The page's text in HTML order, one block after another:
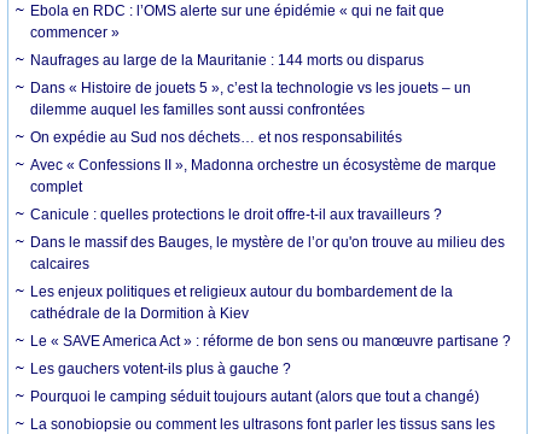
Ebola en RDC : l’OMS alerte sur une épidémie « qui ne fait que
commencer »
Naufrages au large de la Mauritanie : 144 morts ou disparus
Dans « Histoire de jouets 5 », c’est la technologie vs les jouets – un
dilemme auquel les familles sont aussi confrontées
On expédie au Sud nos déchets… et nos responsabilités
Avec « Confessions II », Madonna orchestre un écosystème de marque
complet
Canicule : quelles protections le droit offre-t-il aux travailleurs ?
Dans le massif des Bauges, le mystère de l’or qu'on trouve au milieu des
calcaires
Les enjeux politiques et religieux autour du bombardement de la
cathédrale de la Dormition à Kiev
Le « SAVE America Act » : réforme de bon sens ou manœuvre partisane ?
Les gauchers votent-ils plus à gauche ?
Pourquoi le camping séduit toujours autant (alors que tout a changé)
La sonobiopsie ou comment les ultrasons font parler les tissus sans les